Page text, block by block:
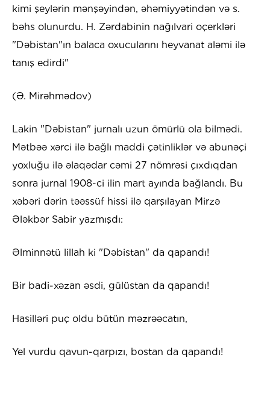
kimi şeylərin mənşəyindən, əhəmiyyətindən və s.
bəhs olunurdu. H. Zərdabinin nağılvari oçerkləri
"Dəbistan"ın balaca oxucularını heyvanat aləmi ilə
tanış edirdi"
(Ə. Mirəhmədov)
Lakin "Dəbistan" jurnalı uzun ömürlü ola bilmədi.
Mətbəə xərci ilə bağlı maddi çətinliklər və abunəçi
yoxluğu ilə əlaqədar cəmi 27 nömrəsi çıxdıqdan
sonra jurnal 1908-ci ilin mart ayında bağlandı. Bu
xəbəri dərin təəssüf hissi ilə qarşılayan Mirzə
Ələkbər Sabir yazmışdı:
Əlminnətü lillah ki "Dəbistan" da qapandı!
Bir badi-xəzan əsdi, gülüstan da qapandı!
Hasilləri puç oldu bütün məzrəəcatın,
Yel vurdu qavun-qarpızı, bostan da qapandı!